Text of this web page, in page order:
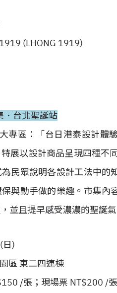
(LHONG 1919)
．台北聖誕站
專區：「台日港泰設計體
展以設計商品呈現四種不
民眾說明各設計工法中的
與動手做的樂趣。市集
並且提早感受濃濃的聖誕氣
)
區 東二四連棟
/張；現場票 NT$200 /